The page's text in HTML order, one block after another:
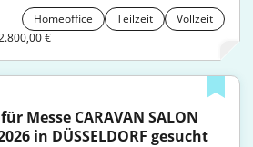
Homeoffice Teilzeit
Vollzeit
€
Messe CARAVAN SALON
in DÜSSELDORF gesucht